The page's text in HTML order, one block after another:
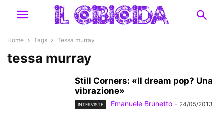
Home Tags Tessa murray
tessa murray
Still Corners: «Il dream pop? Una
vibrazione»
INTERVISTE Emanuele Brunetto - 24/05/2013